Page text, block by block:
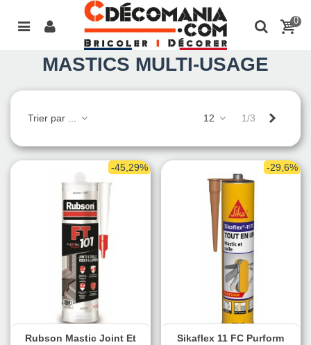
0
MASTICS MULTI-USAGE
Trier par ... 12 1/3
-45,29%
Rubson Mastic Joint Et
-29,6%
Sikaflex 11 FC Purform